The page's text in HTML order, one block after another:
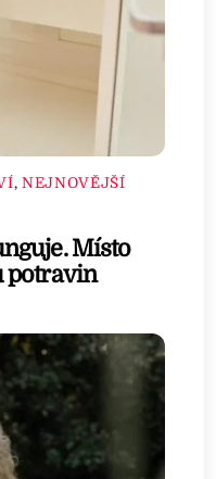
, NEJNOVĚJŠÍ
Místo
potravin